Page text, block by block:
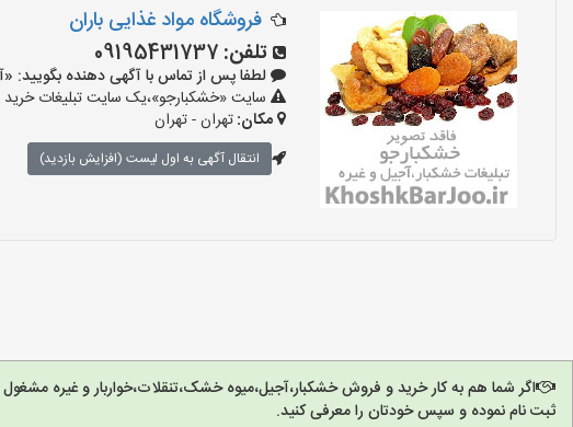
فروشگاه مواد غذایی باران
تلفن: 09195431737
لطفا پس از تماس با آگهی دهنده بگویید: «آگهی
سایت «خشکبارجو»،یک سایت تبلیغات
مکان:تهران - تهران
انتقال آگهی به اول لیست (افزایش بازدید)
اگر شما هم به کار خرید و فروش خشکبار،آجیل،میوه خشک،تنقلات،خواربار و غیره
ثبت نام نموده و سپس خودتان را معرفی کنید.